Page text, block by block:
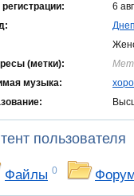
6
(метки):
музыка:
пользователя
Файлы 0